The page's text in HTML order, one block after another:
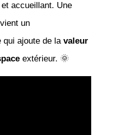
accueillant. Une
un
ajoute de la valeur
extérieur. 🌞